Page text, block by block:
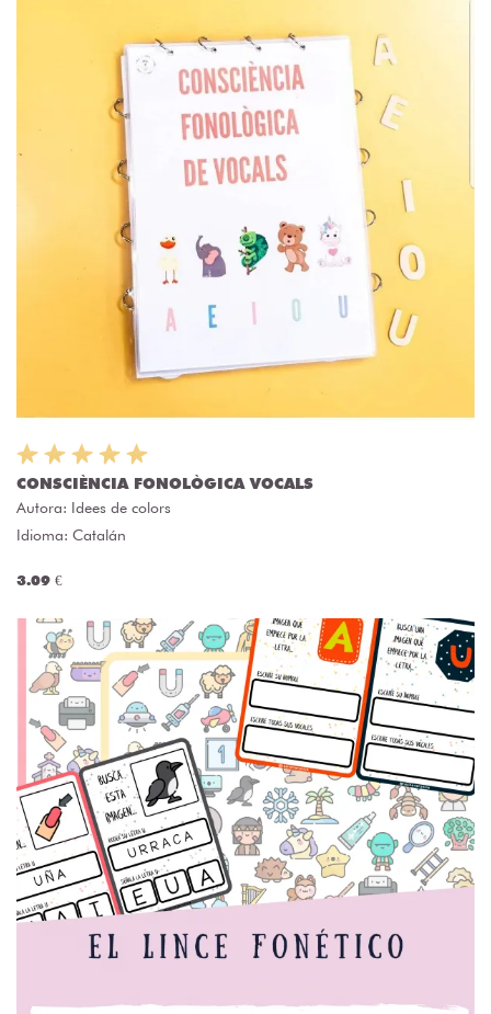
CONSCIÈNCIA FONOLÒGICA VOCALS
Autora: Idees de colors
Idioma: Catalán
3.09 €